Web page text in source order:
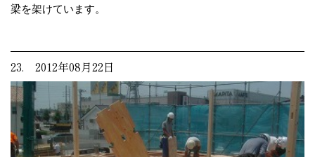
梁を架けています。
23. 2012年08月22日